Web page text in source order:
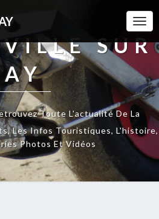
SUR
AY
Toute L'actualité De La
Les Infos Touristiques, L'histoire,
Photos Et Vidéos